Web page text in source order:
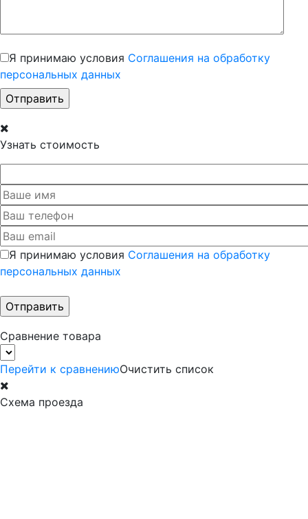
Я принимаю условия Соглашения на обработку
персональных данных
Узнать стоимость
Я принимаю условия Соглашения на обработку
персональных данных
Сравнение товара
Перейти к сравнениюОчистить список
Схема проезда